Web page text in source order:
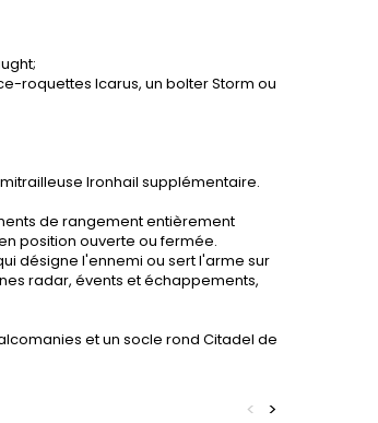
roquettes Icarus, un bolter Storm ou
Ironhail supplémentaire.
de rangement entièrement
position ouverte ou fermée.
désigne l'ennemi ou sert l'arme sur
radar, évents et échappements,
et un socle rond Citadel de
>
<